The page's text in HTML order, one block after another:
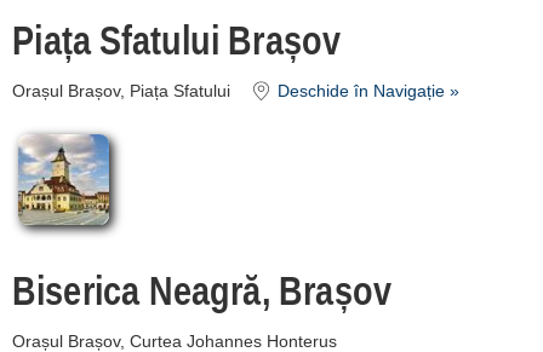
Piața Sfatului Brașov
Orașul Brașov, Piața Sfatului Deschide în Navigație »
Biserica Neagră, Brașov
Orașul Brașov, Curtea Johannes Honterus